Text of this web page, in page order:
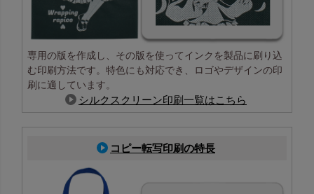
専用の版を作成し、その版を使ってインクを製品に刷り込
む印刷方法です。特色にも対応でき、ロゴやデザインの印
刷に適しています。
シルクスクリーン印刷一覧はこちら
コピー転写印刷の特長